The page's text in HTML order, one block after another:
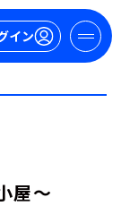
イン
屋～